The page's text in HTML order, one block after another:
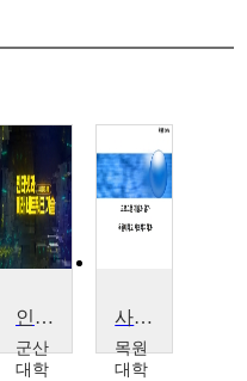
인터넷과 미래 네트워크 기술
군산
대학
사회복지프로그램 개발과 평가
목원
대학